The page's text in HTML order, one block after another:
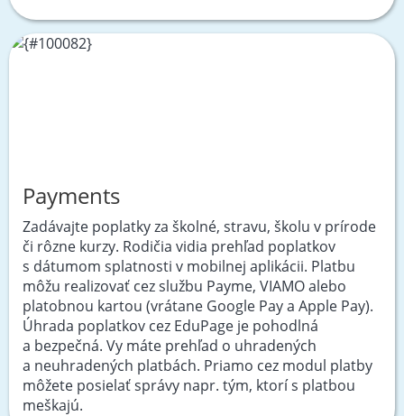
Payments
Zadávajte poplatky za školné, stravu, školu v prírode
či rôzne kurzy. Rodičia vidia prehľad poplatkov
s dátumom splatnosti v mobilnej aplikácii. Platbu
môžu realizovať cez službu Payme, VIAMO alebo
platobnou kartou (vrátane Google Pay a Apple Pay).
Úhrada poplatkov cez EduPage je pohodlná
a bezpečná. Vy máte prehľad o uhradených
a neuhradených platbách. Priamo cez modul platby
môžete posielať správy napr. tým, ktorí s platbou
meškajú.